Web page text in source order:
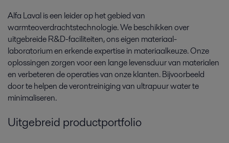
Alfa Laval is een leider op het gebied van
warmteoverdrachtstechnologie. We beschikken over
uitgebreide R&D-faciliteiten, ons eigen materiaal-
laboratorium en erkende expertise in materiaalkeuze. Onze
oplossingen zorgen voor een lange levensduur van materialen
en verbeteren de operaties van onze klanten. Bijvoorbeeld
door te helpen de verontreiniging van ultrapuur water te
minimaliseren.
Uitgebreid productportfolio